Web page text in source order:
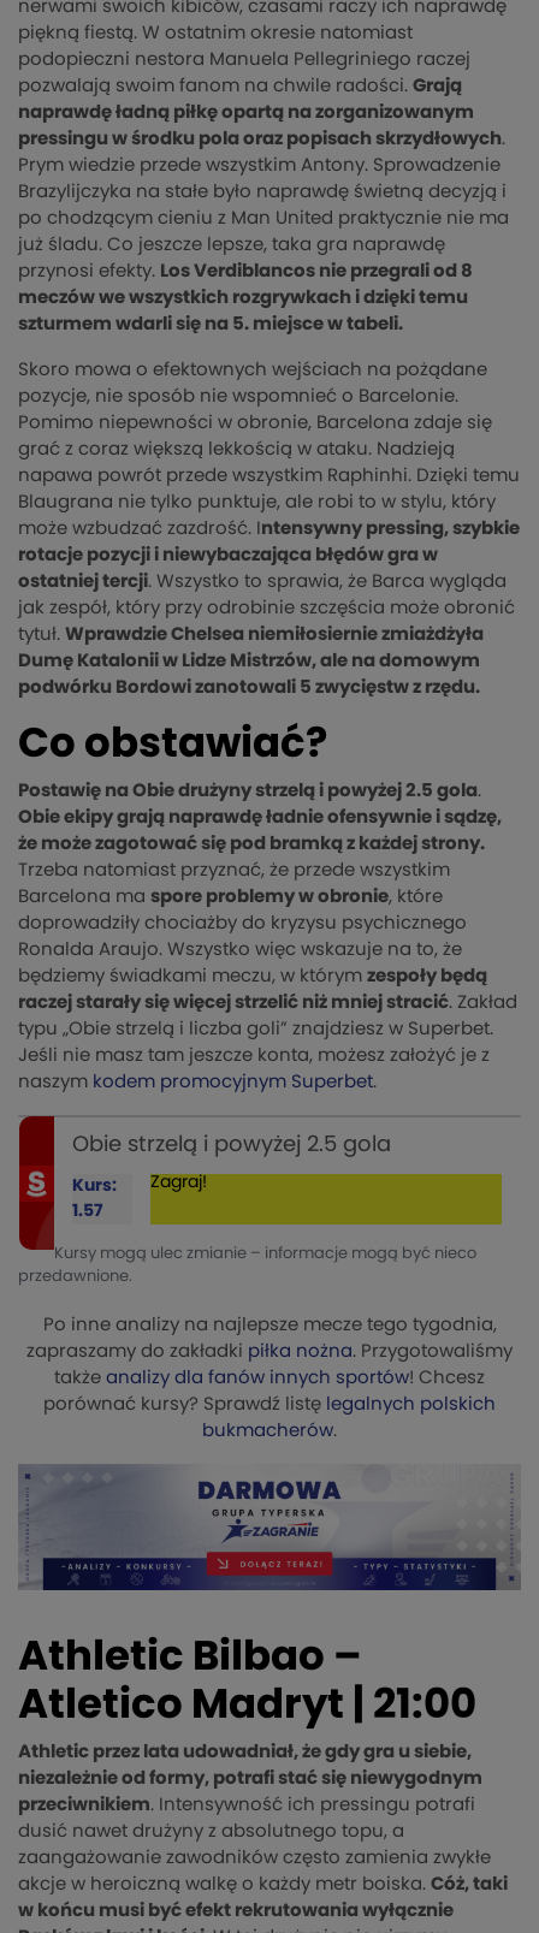
nerwami swoich kibiców, czasami raczy ich naprawdę
piękną fiestą. W ostatnim okresie natomiast
podopieczni nestora Manuela Pellegriniego raczej
pozwalają swoim fanom na chwile radości. Grają
naprawdę ładną piłkę opartą na zorganizowanym
pressingu w środku pola oraz popisach skrzydłowych.
Prym wiedzie przede wszystkim Antony. Sprowadzenie
Brazylijczyka na stałe było naprawdę świetną decyzją i
po chodzącym cieniu z Man United praktycznie nie ma
już śladu. Co jeszcze lepsze, taka gra naprawdę
przynosi efekty. Los Verdiblancos nie przegrali od 8
meczów we wszystkich rozgrywkach i dzięki temu
szturmem wdarli się na 5. miejsce w tabeli.
Skoro mowa o efektownych wejściach na pożądane
pozycje, nie sposób nie wspomnieć o Barcelonie.
Pomimo niepewności w obronie, Barcelona zdaje się
grać z coraz większą lekkością w ataku. Nadzieją
napawa powrót przede wszystkim Raphinhi. Dzięki temu
Blaugrana nie tylko punktuje, ale robi to w stylu, który
może wzbudzać zazdrość. I ntensywny pressing, szybkie
rotacje pozycji i niewybaczająca błędów gra w
ostatniej tercji. Wszystko to sprawia, że Barca wygląda
jak zespół, który przy odrobinie szczęścia może obronić
tytuł. Wprawdzie Chelsea niemiłosiernie zmiażdżyła
Dumę Katalonii w Lidze Mistrzów, ale na domowym
podwórku Bordowi zanotowali 5 zwycięstw z rzędu.
Co obstawiać?
Postawię na Obie drużyny strzelą i powyżej 2.5 gola.
Obie ekipy grają naprawdę ładnie ofensywnie i sądzę,
że może zagotować się pod bramką z każdej strony.
Trzeba natomiast przyznać, że przede wszystkim
Barcelona ma spore problemy w obronie, które
doprowadziły chociażby do kryzysu psychicznego
Ronalda Araujo. Wszystko więc wskazuje na to, że
będziemy świadkami meczu, w którym zespoły będą
raczej starały się więcej strzelić niż mniej stracić. Zakład
typu „Obie strzelą i liczba goli” znajdziesz w Superbet.
Jeśli nie masz tam jeszcze konta, możesz założyć je z
naszym kodem promocyjnym Superbet.
Obie strzelą i powyżej 2.5 gola
Kurs:
1.57
Zagraj!
Kursy mogą ulec zmianie – informacje mogą być nieco
przedawnione.
Po inne analizy na najlepsze mecze tego tygodnia,
zapraszamy do zakładki piłka nożna. Przygotowaliśmy
także analizy dla fanów innych sportów! Chcesz
porównać kursy? Sprawdź listę legalnych polskich
bukmacherów.
Athletic Bilbao –
Atletico Madryt | 21:00
Athletic przez lata udowadniał, że gdy gra u siebie,
niezależnie od formy, potrafi stać się niewygodnym
przeciwnikiem. Intensywność ich pressingu potrafi
dusić nawet drużyny z absolutnego topu, a
zaangażowanie zawodników często zamienia zwykłe
akcje w heroiczną walkę o każdy metr boiska. Cóż, taki
w końcu musi być efekt rekrutowania wyłącznie